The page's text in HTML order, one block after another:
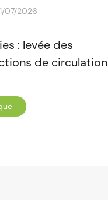
07/2026
: levée des
de circulation